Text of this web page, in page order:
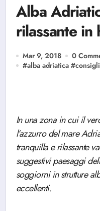
Alba
rilassante in
Mar 9, 2018
0
#alba adriatica #
In una zona in cui il verde della pineta si fonde con
l’azzurro del mare
tranquilla e rilassante
suggestivi paesaggi
soggiorni in strutture
eccellenti.